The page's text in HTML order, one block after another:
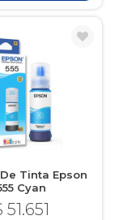
Tinta Epson
Cyan
51.651